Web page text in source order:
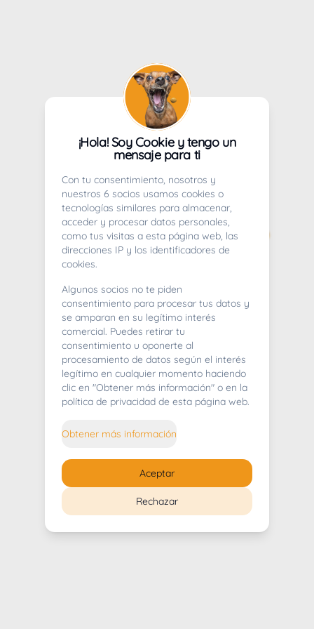
404
Whoops! Lo sentimos mucho.
¡Hola! Soy Cookie y tengo un
mensaje para ti
Con tu consentimiento, nosotros y
nuestros 6 socios usamos cookies o
tecnologías similares para almacenar,
acceder y procesar datos personales,
como tus visitas a esta página web, las
direcciones IP y los identificadores de
cookies.
Algunos socios no te piden
consentimiento para procesar tus datos y
se amparan en su legítimo interés
comercial. Puedes retirar tu
consentimiento u oponerte al
procesamiento de datos según el interés
legítimo en cualquier momento haciendo
clic en "Obtener más información" o en la
política de privacidad de esta página web.
Obtener más información
Rechazar
Aceptar